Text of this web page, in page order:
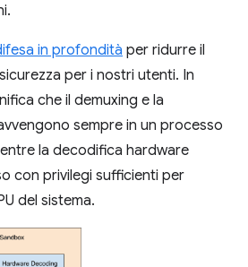
in profondità per ridurre il
per i nostri utenti. In
che il demuxing e la
sempre in un processo
la decodifica hardware
con privilegi sufficienti per
del sistema.